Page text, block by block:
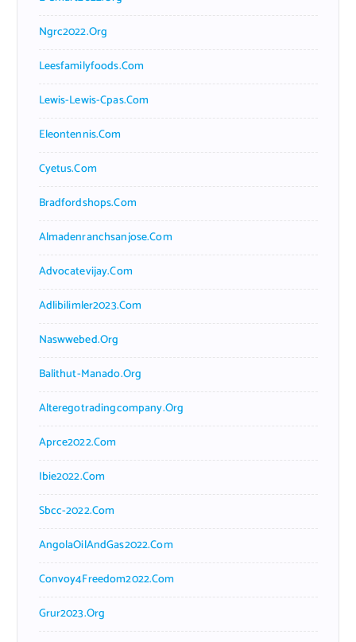
Ngrc2022.org
Leesfamilyfoods.com
Lewis-Lewis-Cpas.com
Eleontennis.com
Cyetus.com
Bradfordshops.com
Almadenranchsanjose.com
Advocatevijay.com
Adlibilimler2023.com
Naswwebed.org
Balithut-Manado.org
Alteregotradingcompany.org
Aprce2022.com
Ibie2022.com
Sbcc-2022.com
AngolaOilAndGas2022.com
Convoy4Freedom2022.com
Grur2023.org